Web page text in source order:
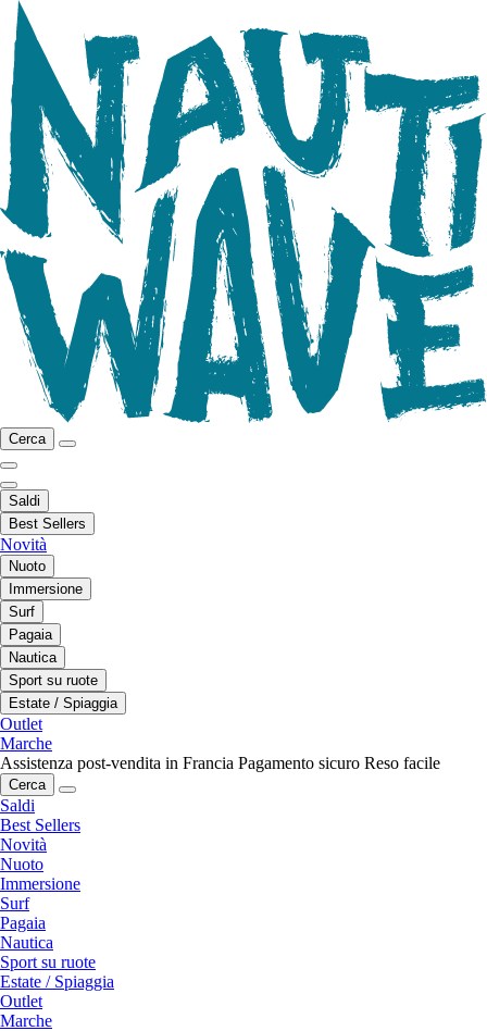
Cerca
Saldi
Best Sellers
Novità
Nuoto
Immersione
Surf
Pagaia
Nautica
Sport su ruote
Estate / Spiaggia
Outlet
Marche
Assistenza post-vendita in Francia Pagamento sicuro Reso facile
Cerca
Saldi
Best Sellers
Novità
Nuoto
Immersione
Surf
Pagaia
Nautica
Sport su ruote
Estate / Spiaggia
Outlet
Marche